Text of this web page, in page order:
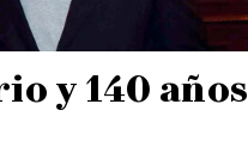
y 140 años